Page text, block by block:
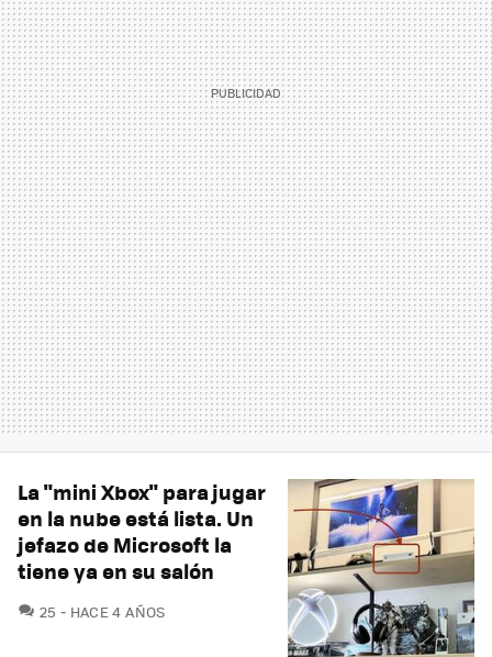
La "mini Xbox" para jugar
en la nube está lista. Un
jefazo de Microsoft la
tiene ya en su salón
25 COMENTARIOS
HACE 4 AÑOS